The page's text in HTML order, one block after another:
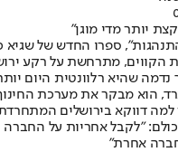
יותר מדי מוגן"
ספרו החדש של שגיא
הקווים, מתרחשת על רקע
שהיא רלוונטית היום
הוא מבקר את מערכת
למה דווקא בירושלים
"לקבל אחריות על החברה
חברה אחרת"